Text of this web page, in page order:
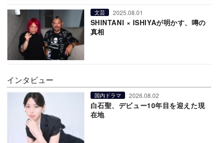
文芸 2025.08.01
SHINTANI × ISHIYAが明かす、噂の
真相
インタビュー
国内ドラマ 2026.08.02
白石聖、デビュー10年目を迎えた現
在地